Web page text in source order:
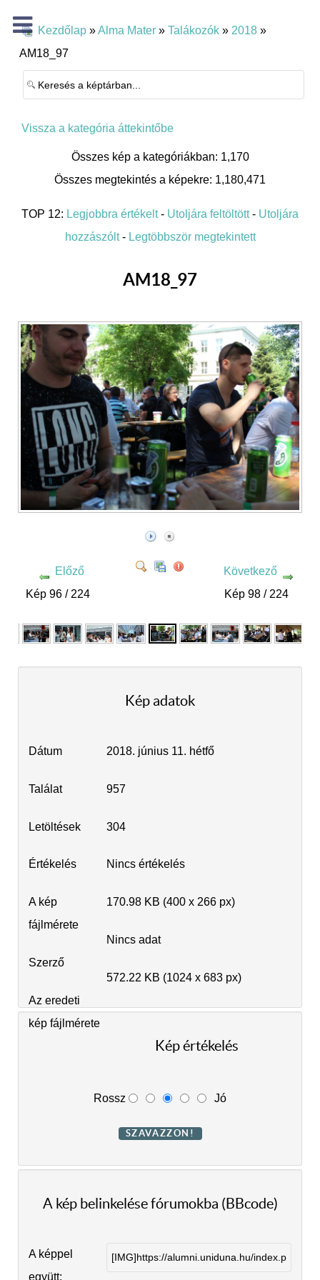
Kezdőlap »Alma Mater » Talákozók » 2018 »
AM18_97
Vissza a kategória áttekintőbe
Összes kép a kategóriákban: 1,170
Összes megtekintés a képekre: 1,180,471
TOP 12: Legjobbra értékelt- Utoljára feltöltött- Utoljára
hozzászólt- Legtöbbször megtekintett
AM18_97
Előző
Kép 96 / 224
Következő
Kép 98 / 224
Kép adatok
Dátum 2018. június 11. hétfő
Találat 957
Letöltések 304
Értékelés Nincs értékelés
A kép
fájlmérete
170.98 KB (400 x 266 px)
Szerző
Nincs adat
Az eredeti
kép fájlmérete
572.22 KB (1024 x 683 px)
Kép értékelés
Rossz Jó
A kép belinkelése fórumokba (BBcode)
A képpel
együtt: